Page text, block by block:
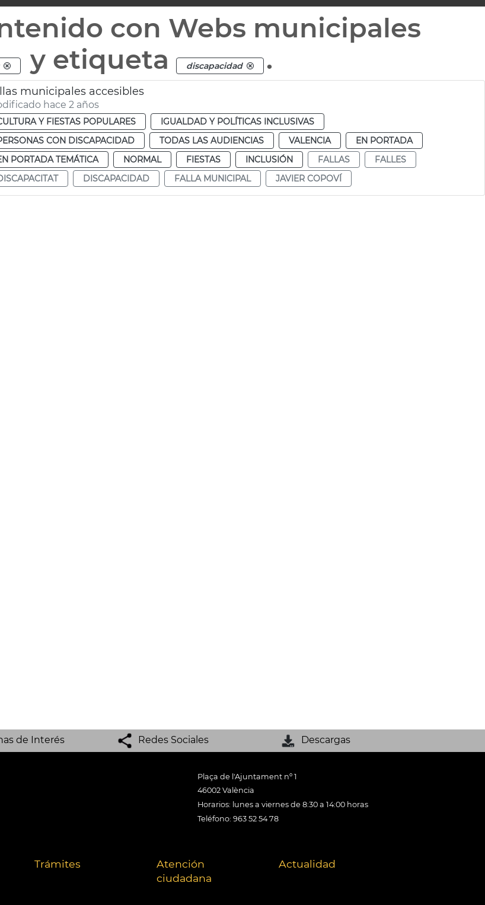
con Webs municipales
y etiqueta discapacidad .
municipales accesibles
hace 2 años
Y FIESTAS POPULARES
IGUALDAD Y POLÍTICAS INCLUSIVAS
CON DISCAPACIDAD
TODAS LAS AUDIENCIAS VALENCIA
EN PORTADA
PORTADA TEMÁTICA
NORMAL FIESTAS INCLUSIÓN FALLAS
FALLES
DISCAPACIDAD FALLA MUNICIPAL JAVIER COPOVÍ
de Interés Redes Sociales Descargas
Plaça de l'Ajuntament nº 1
46002 València
Horarios: lunes a viernes de 8:30 a 14:00 horas
Teléfono: 963 52 54 78
Trámites
Atención
ciudadana
Actualidad